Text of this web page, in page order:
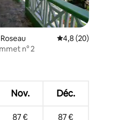
de 41 commentaires : 4,93 sur 5
Évaluation moyenne
4,8 (20)
n° 2
Nov. Déc.
87 € 87 €